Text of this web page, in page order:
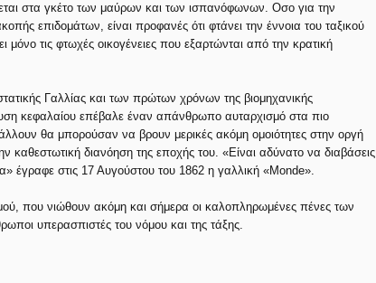
στα γκέτο των μαύρων και των ισπανόφωνων. Οσο για την
επιδομάτων, είναι προφανές ότι φτάνει την έννοια του ταξικού
τις φτωχές οικογένειες που εξαρτώνται από την κρατική
Γαλλίας και των πρώτων χρόνων της βιομηχανικής
κεφαλαίου επέβαλε έναν απάνθρωπο αυταρχισμό στα πιο
θα μπορούσαν να βρουν μερικές ακόμη ομοιότητες στην οργή
καθεστωτική διανόηση της εποχής του. «Είναι αδύνατο να διαβάσεις
έγραφε στις 17 Αυγούστου του 1862 η γαλλική «Monde».
που νιώθουν ακόμη και σήμερα οι καλοπληρωμένες πένες των
υπερασπιστές του νόμου και της τάξης.